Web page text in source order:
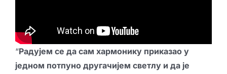
“Радујем се да сам хармонику приказао у
једном потпуно другачијем светлу и да је